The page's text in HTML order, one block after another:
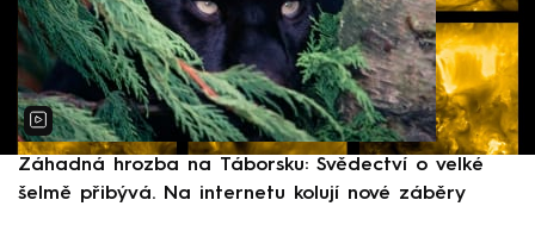
Záhadná hrozba na Táborsku: Svědectví o velké
šelmě přibývá. Na internetu kolují nové záběry